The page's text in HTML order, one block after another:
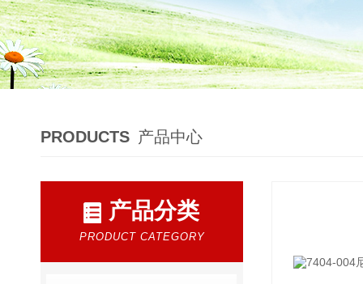
PRODUCTS 产品中心
产品分类
PRODUCT CATEGORY